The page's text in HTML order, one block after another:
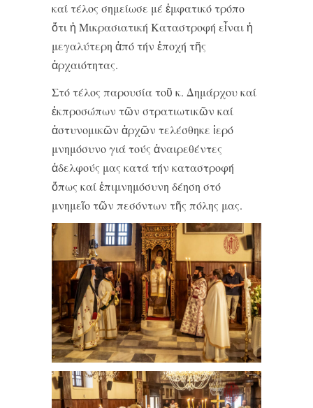
καί τέλος σημείωσε μέ ἐμφατικό τρόπο
ὅτι ἡ Μικρασιατική Καταστροφή εἶναι ἡ
μεγαλύτερη ἀπό τήν ἐποχή τῆς
ἀρχαιότητας.
Στό τέλος παρουσία τοῦ κ. Δημάρχου καί
ἐκπροσώπων τῶν στρατιωτικῶν καί
ἀστυνομικῶν ἀρχῶν τελέσθηκε ἱερό
μνημόσυνο γιά τούς ἀναιρεθέντες
ἀδελφούς μας κατά τήν καταστροφή
ὅπως καί ἐπιμνημόσυνη δέηση στό
μνημεῖο τῶν πεσόντων τῆς πόλης μας.